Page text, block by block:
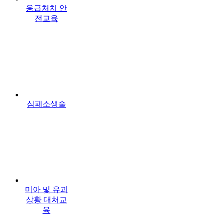
응급처치 안
전교육
심폐소생술
미아 및 유괴
상황 대처교
육